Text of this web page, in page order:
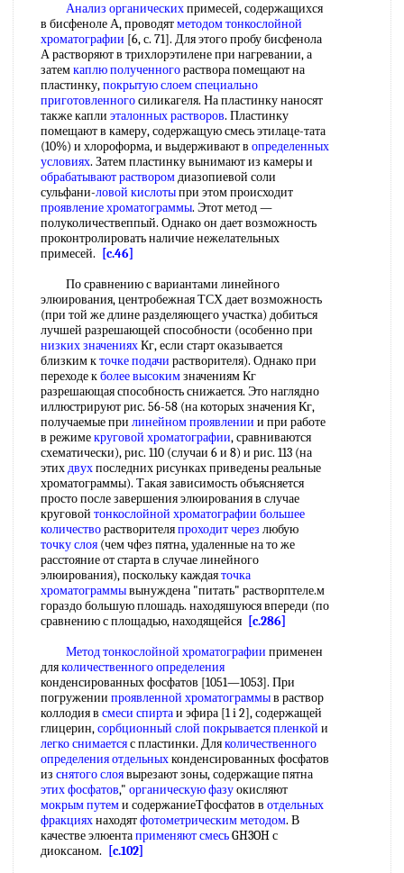
Анализ органическихпримесей, содержащихся
в бисфеноле А, проводятметодом тонкослойной
хроматографии [6, с. 71]. Для этого пробу бисфенола
А растворяют в трихлорэтилене при нагревании, а
затемкаплю полученногораствора помещают на
пластинку,покрытую слоемспециально
приготовленногосиликагеля. На пластинку наносят
также капли эталонных растворов. Пластинку
помещают в камеру, содержащую смесь этилаце-тата
(10%) и хлороформа, и выдерживают в определенных
условиях. Затем пластинку вынимают из камеры и
обрабатывают растворомдиазопиевой соли
сульфани-ловой кислотыпри этом происходит
проявление хроматограммы. Этот метод —
полуколичествеппый. Однако он дает возможность
проконтролировать наличие нежелательных
примесей.
[c.46]
По сравнению с вариантами линейного
элюирования, центробежная ТСХ дает возможность
(при той же длине разделяющего участка) добиться
лучшей разрешающей способности (особенно при
низких значенияхКг, если старт оказывается
близким кточке подачи растворителя). Однако при
переходе кболее высокимзначениям Кг
разрешающая способность снижается. Это наглядно
иллюстрируют рис. 56-58 (на которых значения Кг,
получаемые при линейном проявлении и при работе
в режимекруговой хроматографии, сравниваются
схематически), рис. 110 (случаи 6 и 8) и рис. 113 (на
этихдвухпоследних рисунках приведены реальные
хроматограммы). Такая зависимость объясняется
просто после завершения элюирования в случае
круговой тонкослойной хроматографии большее
количестворастворителяпроходит через любую
точку слоя (чем чфез пятна, удаленные на то же
расстояние от старта в случае линейного
элюирования), поскольку каждаяточка
хроматограммывынуждена "питать" растворптеле.м
гораздо большую плошадь. находяшуюся впереди (по
сравнению с площадью, находящейся [c.286]
Метод тонкослойной хроматографии применен
дляколичественного определения
конденсированных фосфатов [1051—1053]. При
погружении проявленной хроматограммыв раствор
коллодия в смеси спиртаи эфира [1 i 2], содержащей
глицерин,сорбционный слой покрывается пленкой и
легко снимаетсяс пластинки. Дляколичественного
определения отдельныхконденсированных фосфатов
из снятого слоявырезают зоны, содержащие пятна
этих фосфатов," органическую фазуокисляют
мокрым путеми содержаниеТфосфатов в отдельных
фракцияхнаходятфотометрическим методом. В
качестве элюентаприменяют смесьGH3OH с
диоксаном.
[c.102]